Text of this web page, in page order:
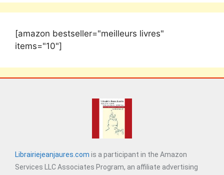
[amazon bestseller="meilleurs livres"
items="10"]
Librairiejeanjaures.com is a participant in the Amazon
Services LLC Associates Program, an affiliate advertising